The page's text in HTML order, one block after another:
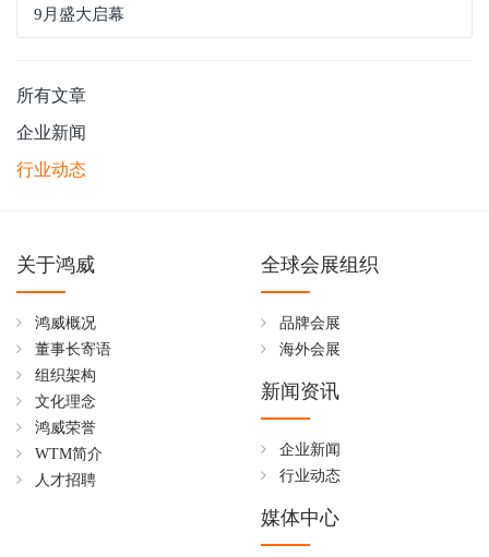
9月盛大启幕
所有文章
企业新闻
行业动态
关于鸿威
鸿威概况
董事长寄语
组织架构
文化理念
鸿威荣誉
WTM简介
人才招聘
全球会展组织
品牌会展
海外会展
新闻资讯
企业新闻
行业动态
媒体中心